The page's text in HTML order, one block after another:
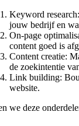
Keyword
jouw bedrijf en
On-page
content goed is
Content creatie:
de zoekintentie
Link building:
website.
we deze